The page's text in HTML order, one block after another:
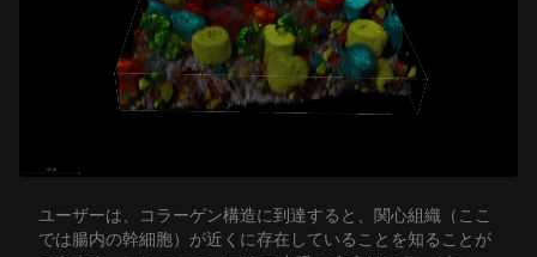
ユーザーは、コラーゲン構造に到達すると、関心組織（ここ
では腸内の幹細胞）が近くに存在していることを知ることが